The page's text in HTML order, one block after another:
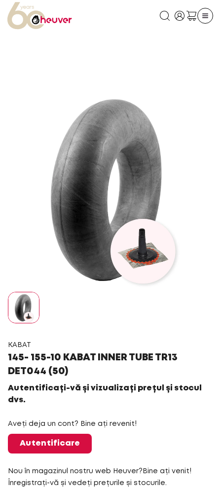
KABAT
145- 155-10 KABAT INNER TUBE TR13
DET044 (50)
Autentificați-vă și vizualizați prețul și stocul
dvs.
Aveți deja un cont? Bine ați revenit!
Autentificare
Nou în magazinul nostru web Heuver?Bine ați venit!
Înregistrați-vă și vedeți prețurile și stocurile.